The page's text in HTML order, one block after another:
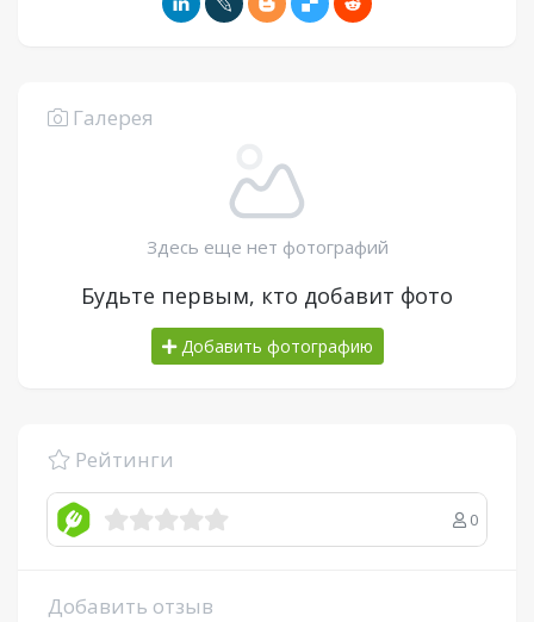
Галерея
Здесь еще нет фотографий
Будьте первым, кто добавит фото
Добавить фотографию
Рейтинги
0
Добавить отзыв